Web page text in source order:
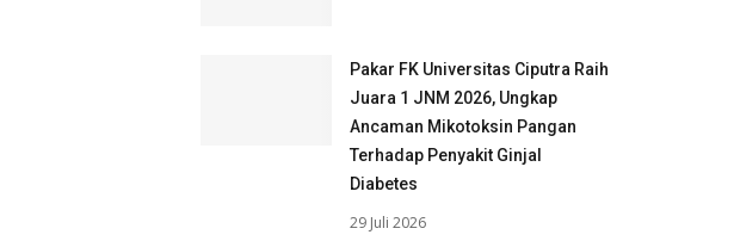
Pakar FK Universitas Ciputra Raih
Juara 1 JNM 2026, Ungkap
Ancaman Mikotoksin Pangan
Terhadap Penyakit Ginjal
Diabetes
29 Juli 2026